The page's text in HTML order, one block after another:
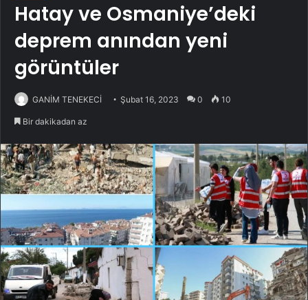
Hatay ve Osmaniye’deki
deprem anından yeni
görüntüler
GANİM TENEKECİ Şubat 16, 2023 0 10
Bir dakikadan az